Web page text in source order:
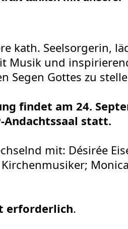
kath. Seelsorgerin,
Musik und
Segen Gottes zu
findet am 24.
Andachtssaal statt.
mit: Désirée
erforderlich.